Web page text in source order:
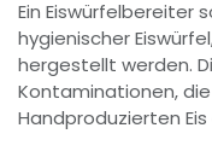
Ein Eiswürfelbereiter
hygienischer
hergestellt werden.
Kontaminationen,
Handproduzierten